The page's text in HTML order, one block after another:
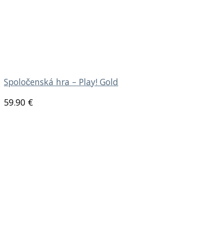
Spoločenská hra – Play! Gold
59.90 €